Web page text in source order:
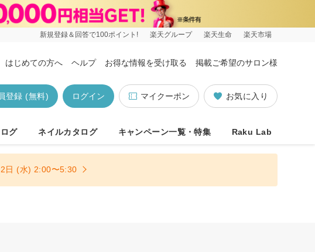
新規登録＆回答で100ポイント! 楽天グループ 楽天生命 楽天市場
はじめての方へ ヘルプ お得な情報を受け取る 掲載ご希望のサロン様
お気に入り
マイクーポン
ログイン
登録 (無料)
グ ネイルカタログ キャンペーン一覧・特集 Raku Lab
日 (水) 2:00〜5:30